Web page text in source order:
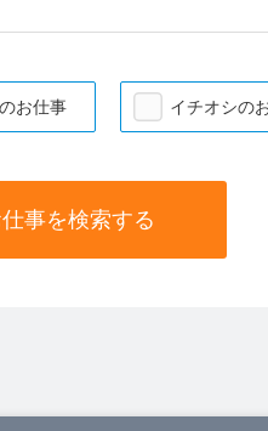
お仕事 イチオシの
事を検索する